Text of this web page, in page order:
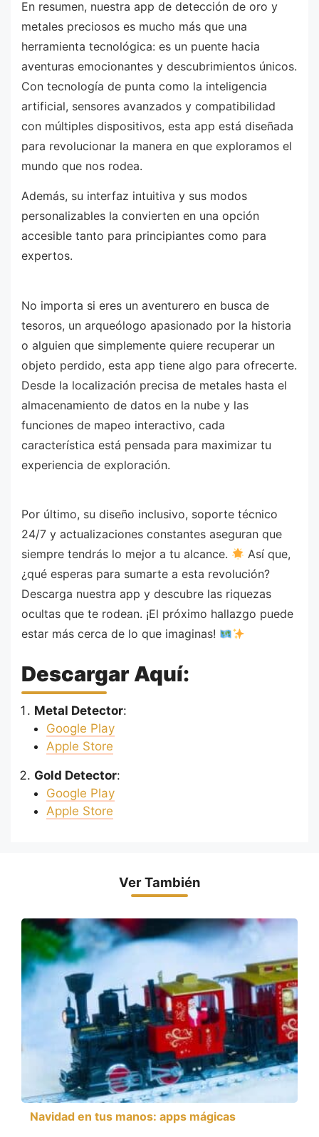
En resumen, nuestra app de detección de oro y
metales preciosos es mucho más que una
herramienta tecnológica: es un puente hacia
aventuras emocionantes y descubrimientos únicos.
Con tecnología de punta como la inteligencia
artificial, sensores avanzados y compatibilidad
con múltiples dispositivos, esta app está diseñada
para revolucionar la manera en que exploramos el
mundo que nos rodea.
Además, su interfaz intuitiva y sus modos
personalizables la convierten en una opción
accesible tanto para principiantes como para
expertos.
No importa si eres un aventurero en busca de
tesoros, un arqueólogo apasionado por la historia
o alguien que simplemente quiere recuperar un
objeto perdido, esta app tiene algo para ofrecerte.
Desde la localización precisa de metales hasta el
almacenamiento de datos en la nube y las
funciones de mapeo interactivo, cada
característica está pensada para maximizar tu
experiencia de exploración.
Por último, su diseño inclusivo, soporte técnico
24/7 y actualizaciones constantes aseguran que
siempre tendrás lo mejor a tu alcance.
Así que,
¿qué esperas para sumarte a esta revolución?
Descarga nuestra app y descubre las riquezas
ocultas que te rodean. ¡El próximo hallazgo puede
estar más cerca de lo que imaginas!
Descargar Aquí:
Metal Detector:
Google Play
Apple Store
Gold Detector:
Google Play
Apple Store
Ver También
Navidad en tus manos: apps mágicas